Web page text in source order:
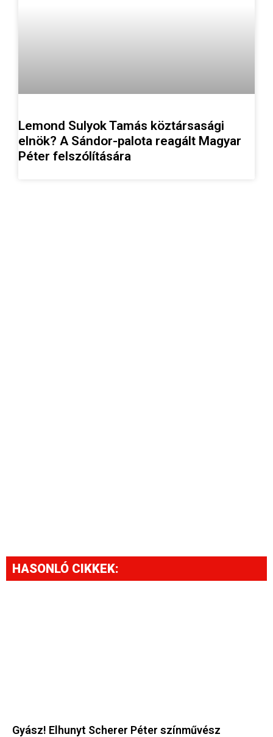
Lemond Sulyok Tamás köztársasági
elnök? A Sándor-palota reagált Magyar
Péter felszólítására
HASONLÓ CIKKEK:
Gyász! Elhunyt Scherer Péter színművész